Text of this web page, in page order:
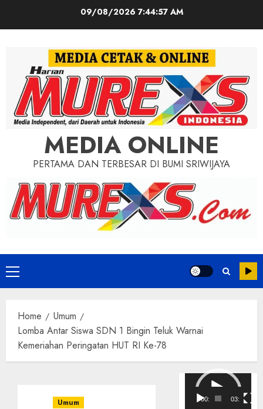
09/08/2026 7:44:59 AM
MEDIA ONLINE
PERTAMA DAN TERBESAR DI BUMI SRIWIJAYA
Primary
Menu
Home
Umum
Lomba Antar Siswa SDN 1 Bingin Teluk Warnai
Kemeriahan Peringatan HUT RI Ke-78
Umum
Pemutar
Video
00:00 03:08